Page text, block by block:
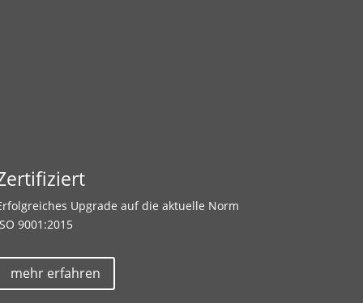
Upgrade auf die aktuelle Norm
9001:2015
mehr erfahren